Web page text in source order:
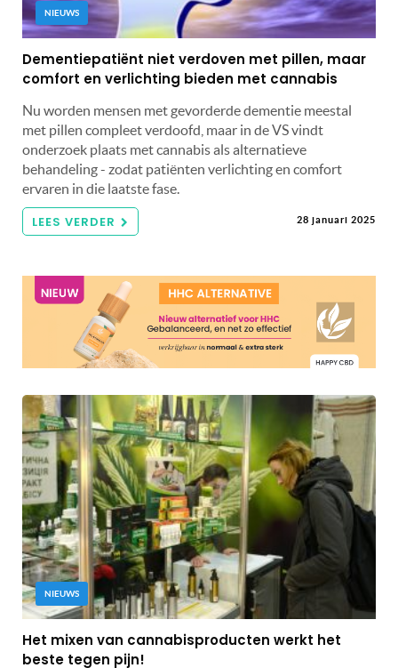
NIEUWS
Dementiepatiënt niet verdoven met pillen, maar
comfort en verlichting bieden met cannabis
Nu worden mensen met gevorderde dementie meestal
met pillen compleet verdoofd, maar in de VS vindt
onderzoek plaats met cannabis als alternatieve
behandeling - zodat patiënten verlichting en comfort
ervaren in die laatste fase.
LEES VERDER 28 januari 2025
NIEUWS
Het mixen van cannabisproducten werkt het
beste tegen pijn!